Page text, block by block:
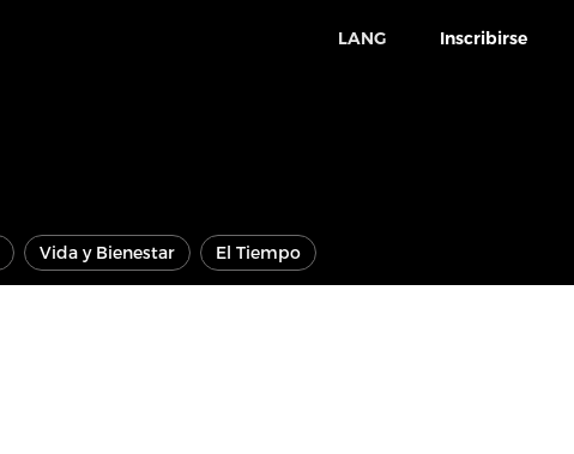
LANG Inscribirse
Vida y Bienestar El Tiempo